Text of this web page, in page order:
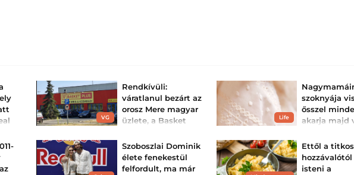
VG
Rendkívüli:
váratlanul bezárt az
orosz Mere magyar
üzlete, a Basket
a bolt, telj...
Az árakat úgy tudják
alacsonyan tartani, hogy
mellőznek minden
Life
szoknyája
ősszel
akarja majd
Szoboszlai Dominik
élete fenekestül
felfordult, ma már
Ettől a titkos
hozzávalótól
isteni a